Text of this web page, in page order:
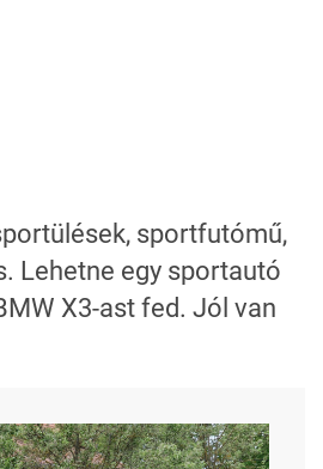
sportfutómű,
Lehetne egy sportautó
X3-ast fed. Jól van